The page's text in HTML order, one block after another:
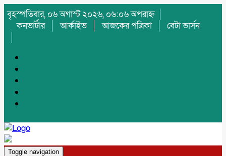
বৃহস্পতিবার, ০৬ অগাস্ট ২০২৬, ০৬:০৬ অপরাহ্ন
কনভার্টার
আর্কাইভ আজকের পত্রিকা বেটা ভার্সন
Toggle navigation